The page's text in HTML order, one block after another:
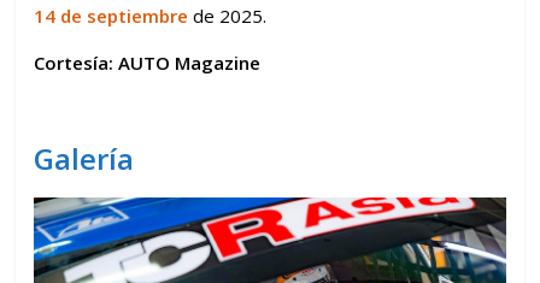
14 de septiembre de 2025.
Cortesía: AUTO Magazine
Galería